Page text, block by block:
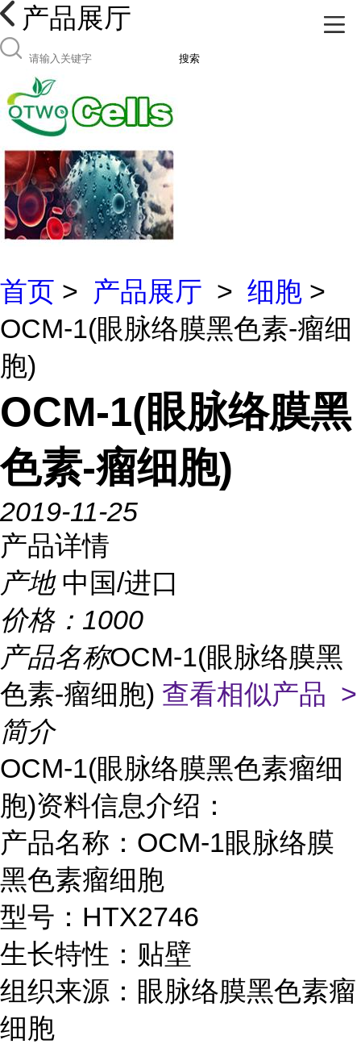
产品展厅
搜索
首页 > 产品展厅 > 细胞 >
OCM-1(眼脉络膜黑色素-瘤细
胞)
OCM-1(眼脉络膜黑
色素-瘤细胞)
2019-11-25
产品详情
产地 中国/进口
价格： 1000
产品名称OCM-1(眼脉络膜黑
色素-瘤细胞) 查看相似产品 >
简介
OCM-1(眼脉络膜黑色素瘤细
胞)资料信息介绍：
产品名称：OCM-1眼脉络膜
黑色素瘤细胞
型号：HTX2746
生长特性：贴壁
组织来源：眼脉络膜黑色素瘤
细胞